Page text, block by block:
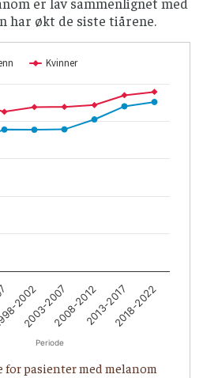
har økt de siste tiårene.
Periode
Kvinner
2002
2003-20072008-20122013-20172018-2022
for pasienter med melanom